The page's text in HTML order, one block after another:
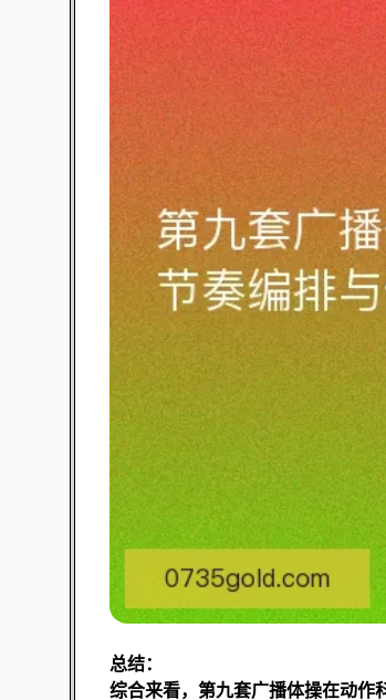
总结：
综合来看，第九套广播体操在动作